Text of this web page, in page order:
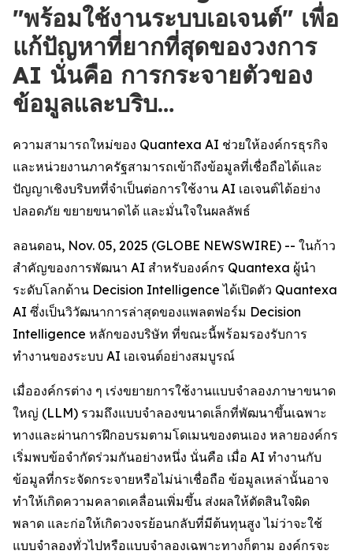
"พร้อมใช้งานระบบเอเจนต์" เพื่อ
แก้ปัญหาที่ยากที่สุดของวงการ
AI นั่นคือ การกระจายตัวของ
ข้อมูลและบริบ…
ความสามารถใหม่ของ Quantexa AI ช่วยให้องค์กรธุรกิจ
และหน่วยงานภาครัฐสามารถเข้าถึงข้อมูลที่เชื่อถือได้และ
ปัญญาเชิงบริบทที่จำเป็นต่อการใช้งาน AI เอเจนต์ได้อย่าง
ปลอดภัย ขยายขนาดได้ และมั่นใจในผลลัพธ์
ลอนดอน, Nov. 05, 2025 (GLOBE NEWSWIRE) -- ในก้าว
สำคัญของการพัฒนา AI สำหรับองค์กร Quantexa ผู้นำ
ระดับโลกด้าน Decision Intelligence ได้เปิดตัว Quantexa
AI ซึ่งเป็นวิวัฒนาการล่าสุดของแพลตฟอร์ม Decision
Intelligence หลักของบริษัท ที่ขณะนี้พร้อมรองรับการ
ทำงานของระบบ AI เอเจนต์อย่างสมบูรณ์
เมื่อองค์กรต่าง ๆ เร่งขยายการใช้งานแบบจำลองภาษาขนาด
ใหญ่ (LLM) รวมถึงแบบจำลองขนาดเล็กที่พัฒนาขึ้นเฉพาะ
ทางและผ่านการฝึกอบรมตามโดเมนของตนเอง หลายองค์กร
เริ่มพบข้อจำกัดร่วมกันอย่างหนึ่ง นั่นคือ เมื่อ AI ทำงานกับ
ข้อมูลที่กระจัดกระจายหรือไม่น่าเชื่อถือ ข้อมูลเหล่านั้นอาจ
ทำให้เกิดความคลาดเคลื่อนเพิ่มขึ้น ส่งผลให้ตัดสินใจผิด
พลาด และก่อให้เกิดวงจรย้อนกลับที่มีต้นทุนสูง ไม่ว่าจะใช้
แบบจำลองทั่วไปหรือแบบจำลองเฉพาะทางก็ตาม องค์กรจะ